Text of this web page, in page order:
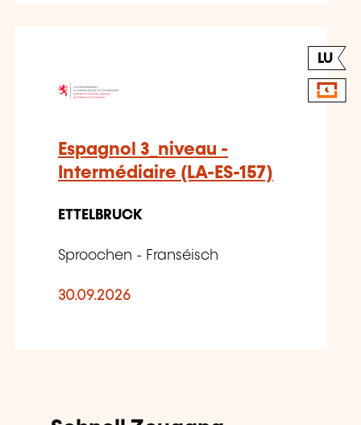
LU
Espagnol 3_niveau -
Intermédiaire (LA-ES-157)
ETTELBRUCK
Sproochen - Franséisch
30.09.2026